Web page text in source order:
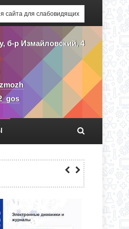
сайта для слабовидящих
б-р Измайловский, 4
КЛАСС